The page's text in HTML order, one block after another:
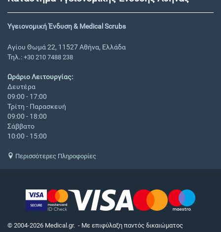
Υγειονομική Ένδυση & Medical Scrubs
Αγίου Θωμά 22, 11527 Αθήνα, Ελλάδα
Τηλ.: +30 210 7488 238
Ωράριο Λειτουργίας:
Δευτέρα
09:00 - 17:00
Τρίτη - Παρασκευή
09:00 - 18:00
Σάββατο
10:00 - 15:00
Περισσότερες Πληροφορίες
© 2004-2026 Medical.gr. - Με επιφύλαξη παντός δικαιώματος